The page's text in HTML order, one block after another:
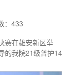
433
赛在雄安新区举
的我院21级普护14